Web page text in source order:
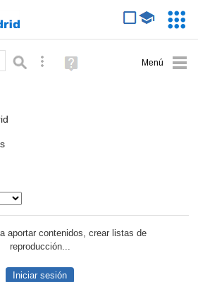
Búsqueda avanzada
Ayuda
(en
aportar contenidos, crear listas de
reproducción...
Iniciar sesión